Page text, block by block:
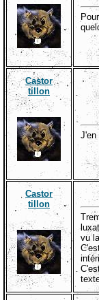
Castor
tillon
J'en
Castor
tillon
vu